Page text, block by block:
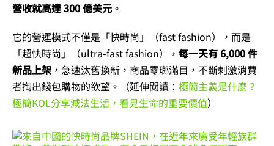
營收就高達 300 億美元 。
它的營運模式不僅是「快時尚」（fast fashion），而是
「超快時尚」（ultra-fast fashion）， 每一天有 6,000 件
新品上架 ，急速汰舊換新，商品零瑯滿目，不斷刺激消費
者掏出錢包購物的欲望。（延伸閱讀： 極簡主義是什麼？
極簡KOL分享減法生活，看見生命的重要價值）